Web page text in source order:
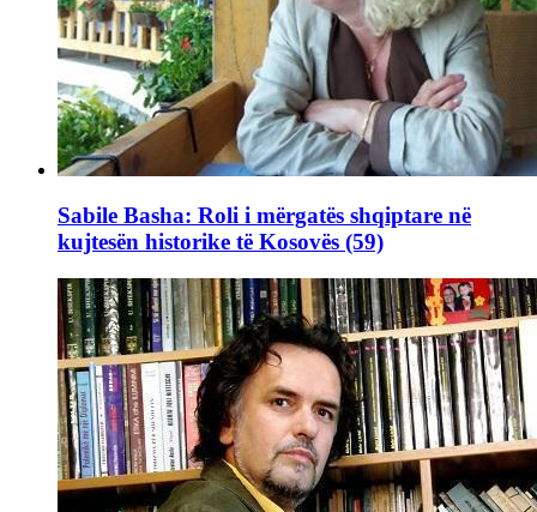
Sabile Basha: Roli i mërgatës shqiptare në
kujtesën historike të Kosovës (59)